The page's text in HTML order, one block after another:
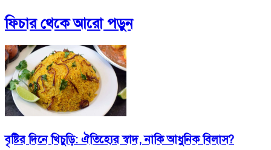
ফিচারথেকে আরো পড়ুন
বৃষ্টির দিনে খিচুড়ি: ঐতিহ্যের স্বাদ, নাকি আধুনিক বিলাস?